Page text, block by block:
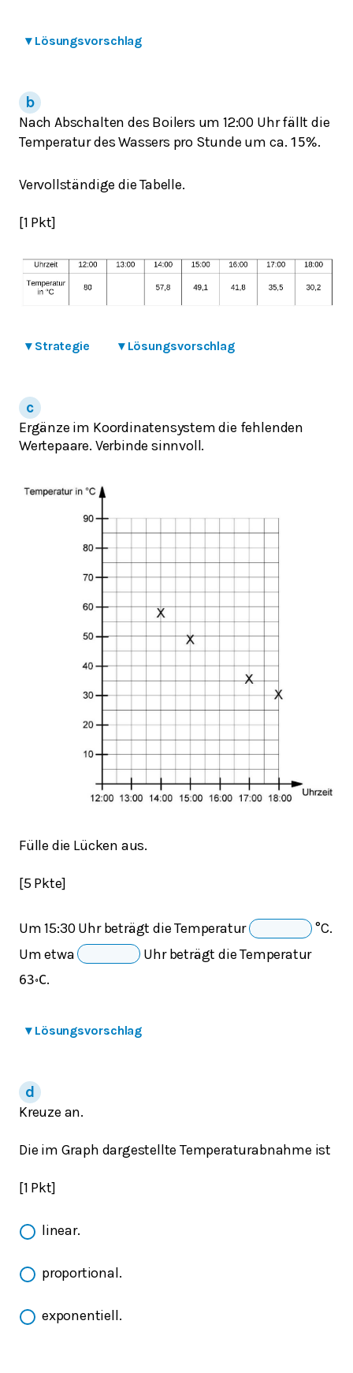
▾ Lösungsvorschlag
Nach Abschalten des Boilers um 12:00 Uhr fällt die
Temperatur des Wassers pro Stunde um ca. 15%.
Vervollständige die Tabelle.
[1 Pkt]
▾ Strategie ▾ Lösungsvorschlag
Ergänze im Koordinatensystem die fehlenden
Wertepaare. Verbinde sinnvoll.
Fülle die Lücken aus.
[5 Pkte]
Um 15:30 Uhr beträgt die Temperatur
°C.
Um etwa
Uhr beträgt die Temperatur
63∘C.
▾ Lösungsvorschlag
Kreuze an.
Die im Graph dargestellte Temperaturabnahme ist
[1 Pkt]
linear.
proportional.
exponentiell.